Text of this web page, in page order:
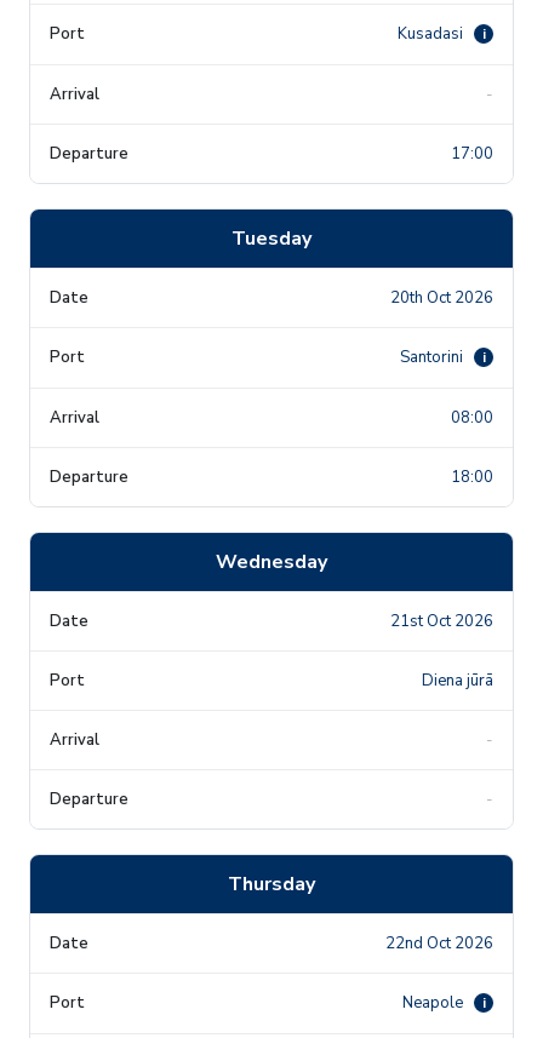
Kusadasi i
-
17:00
Tuesday
20th Oct 2026
Santorini i
08:00
18:00
Wednesday
21st Oct 2026
Diena jūrā
-
-
Thursday
22nd Oct 2026
Neapole i